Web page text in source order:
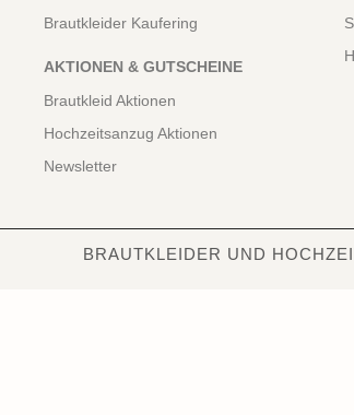
Brautkleider Kaufering
AKTIONEN & GUTSCHEINE
Brautkleid Aktionen
Hochzeitsanzug Aktionen
Newsletter
BRAUTKLEIDER UND